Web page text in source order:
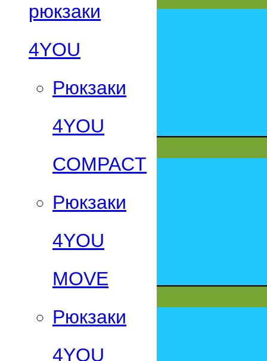
рюкзаки
4YOU
Рюкзаки
4YOU
СOMPACT
Рюкзаки
4YOU
MOVE
Рюкзаки
4YOU